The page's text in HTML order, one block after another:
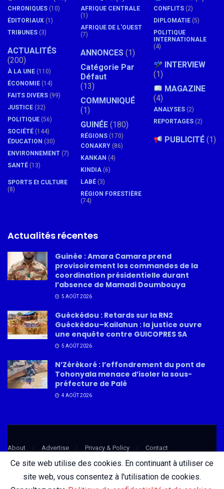
CHRONIQUES (10)
ÉDITORIAUX (1)
TRIBUNES (3)
ACTUALITÉS
(200)
À LA UNE (110)
ÉCONOMIE (14)
FAITS DIVERS (99)
JUSTICE (32)
POLITIQUE (56)
SOCIÉTÉ (144)
ÉDUCATION (30)
ENVIRONNEMENT (7)
SANTÉ (13)
SPORTS Et CULTURE
(8)
AFRIQUE CENTRALE
(1)
AFRIQUE DE L'OUEST
(7)
ANNONCES (1)
Catégorie Par
Défaut
(13)
COMMUNIQUÉ
(1)
GUINÉE (180)
RÉGIONS (170)
CONAKRY (86)
KANKAN (4)
KINDIA (6)
LABÉ (3)
RÉGION FORESTIÈRE
(74)
CONFLITS (2)
DIPLOMATIE (5)
POLITIQUE
INTERNATIONALE
(4)
INTERVIEW
(1)
MAGAZINE
(4)
ANALYSES (2)
REPORTAGES (2)
PUBLICITÉ (1)
Actualités récentes
Guinée : Amara Camara prend
provisoirement les commandes de la
coordination présidentielle durant
l’absence de Mamadi Doumbouya
5 AOÛT 2026
Guéckédou : Retards sur la RN2
Guéckédou–Kailahun : la justice ouvre
une enquête contre GUICOPRES SA
5 AOÛT 2026
N’Zérékoré : l’effondrement du pont de
Tohonyala menace d’isoler la sous-
préfecture de Palé
4 AOÛT 2026
About Advertise Privacy & Policy Contact
Ce site web utilise des cookies. En continuant à utiliser ce
site web, vous consentez à l'utilisation de cookies.